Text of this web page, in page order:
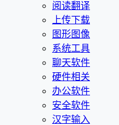
阅读翻译
上传下载
图形图像
系统工具
聊天软件
硬件相关
办公软件
安全软件
汉字输入